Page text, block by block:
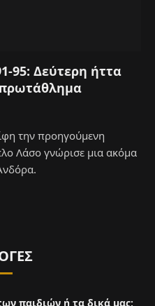
95: Δεύτερη ήττα
την προηγούμενη
Λάσο γνώρισε μια ακόμα
παιδιών ή τα δικά μας;